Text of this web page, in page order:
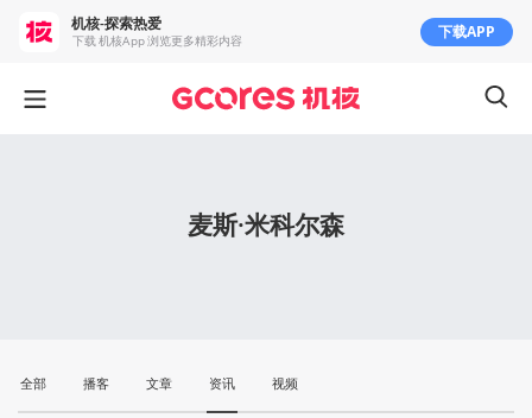
麦斯·米科尔森
全部 播客 文章 资讯 视频
机核-探索热爱
下载 机核App 浏览更多精彩内容 下载APP